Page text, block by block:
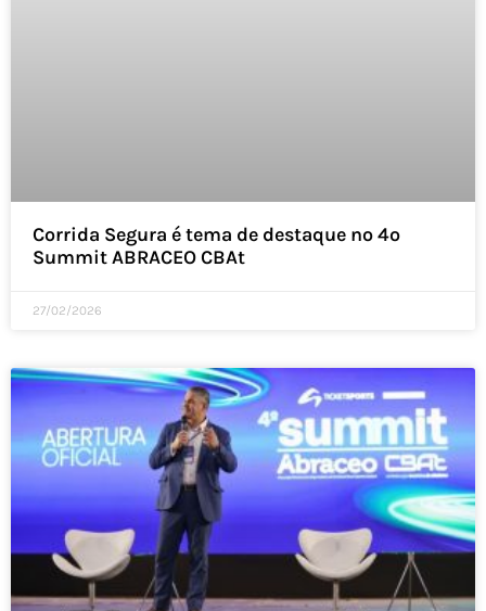
Corrida Segura é tema de destaque no 4º
Summit ABRACEO CBAt
27/02/2026